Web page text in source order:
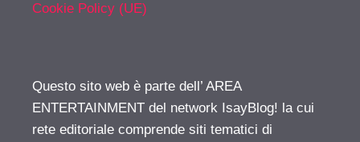
Cookie Policy (UE)
Questo sito web è parte dell’ AREA
ENTERTAINMENT del network IsayBlog! la cui
rete editoriale comprende siti tematici di